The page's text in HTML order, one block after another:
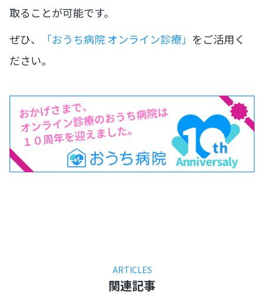
取ることが可能です。
ぜひ、
「おうち病院 オンライン診療」 をご活用く
ださい。
ARTICLES
関連記事